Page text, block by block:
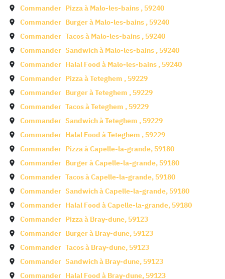
Commander Pizza à Malo-les-bains , 59240
Commander Burger à Malo-les-bains , 59240
Commander Tacos à Malo-les-bains , 59240
Commander Sandwich à Malo-les-bains , 59240
Commander Halal Food à Malo-les-bains , 59240
Commander Pizza àTeteghem , 59229
Commander Burger àTeteghem , 59229
Commander Tacos àTeteghem , 59229
Commander Sandwich àTeteghem , 59229
Commander Halal Food àTeteghem , 59229
Commander Pizza àCapelle-la-grande, 59180
Commander Burger àCapelle-la-grande, 59180
Commander Tacos àCapelle-la-grande, 59180
Commander Sandwich àCapelle-la-grande, 59180
Commander Halal Food àCapelle-la-grande, 59180
Commander Pizza à Bray-dune, 59123
Commander Burger à Bray-dune, 59123
Commander Tacos à Bray-dune, 59123
Commander Sandwich à Bray-dune, 59123
Commander Halal Food à Bray-dune, 59123